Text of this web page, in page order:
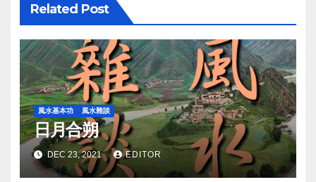
Related Post
風水基本功 風水雜談
日月合朔
DEC 23, 2021 EDITOR